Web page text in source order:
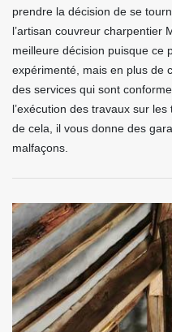
prendre la décision de se
l’artisan couvreur charpentier
meilleure décision puisque ce
expérimenté, mais en plus de
des services qui sont
l’exécution des travaux sur
de cela, il vous donne des
malfaçons.